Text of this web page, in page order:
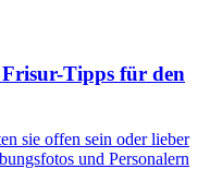
Tipps für den
sie offen sein oder lieber
und Personalern